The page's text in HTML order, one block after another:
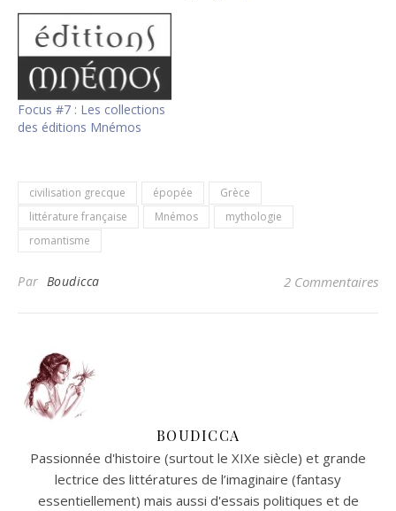
Focus #7 : Les collections
des éditions Mnémos
civilisation grecque épopée
Grèce
littérature française
Mnémos
mythologie
romantisme
Par Boudicca 2 Commentaires
BOUDICCA
Passionnée d'histoire (surtout le XIXe siècle) et grande
lectrice des littératures de l’imaginaire (fantasy
essentiellement) mais aussi d'essais politiques et de